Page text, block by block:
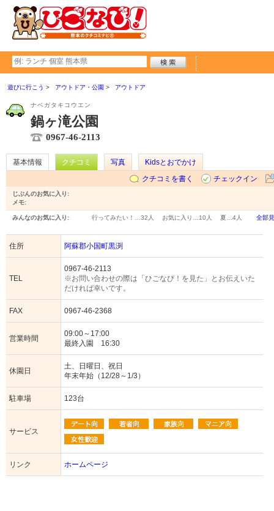
遊びに行こう アウトドア・公園 アウトドア
ナベガタキコウエン
鍋ヶ滝公園
0967-46-2113
基本情報 クチコミ 写真
Kidsとおでかけ
クチコミを書く
チェックイン
じぶんのお気に入り:
メモ:
みんなのお気に入り: 行ってみたい！… 32人 お気に入り… 10人 夏… 4人 全部
住所 阿蘇郡小国町黒渕
TEL
0967-46-2113
※お問い合わせの際は「ひごなび！を見た」とお伝えいた
だければ幸いです。
FAX 0967-46-2368
営業時間
09:00～17:00
最終入園 16:30
休園日
土、日曜日、祝日
年末年始（12/28～1/3）
駐車場 123台
サービス
リンク ホームページ